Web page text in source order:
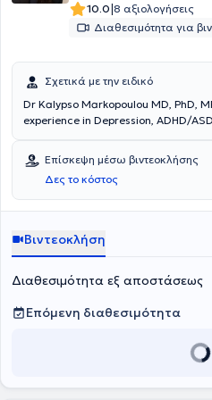
10.0|8 αξιολογήσεις
Διαθεσιμότητα για
Σχετικά με την ειδικό
Dr Kalypso Markopoulou MD, PhD,
experience in Depression, ADHD/
Επίσκεψη μέσω βιντεοκλήσης
Δες το κόστος
Βιντεοκλήση
Διαθεσιμότητα εξ αποστάσεως
Επόμενη διαθεσιμότητα